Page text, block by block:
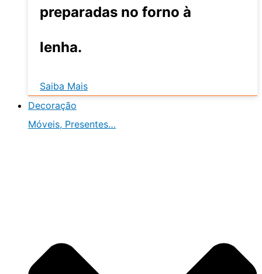
preparadas no forno à
lenha.
Saiba Mais
Decoração
Móveis, Presentes…